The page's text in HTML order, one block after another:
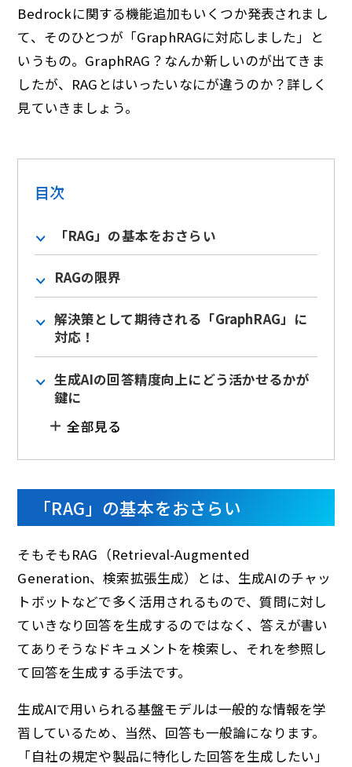
Bedrockに関する機能追加もいくつか発表されまし
て、そのひとつが「GraphRAGに対応しました」と
いうもの。GraphRAG？なんか新しいのが出てきま
したが、RAGとはいったいなにが違うのか？詳しく
見ていきましょう。
目次
「RAG」の基本をおさらい
RAGの限界
解決策として期待される「GraphRAG」に
対応！
生成AIの回答精度向上にどう活かせるかが
鍵に
全部見る
「RAG」の基本をおさらい
そもそもRAG（Retrieval-Augmented
Generation、検索拡張生成）とは、生成AIのチャッ
トボットなどで多く活用されるもので、質問に対し
ていきなり回答を生成するのではなく、答えが書い
てありそうなドキュメントを検索し、それを参照し
て回答を生成する手法です。
生成AIで用いられる基盤モデルは一般的な情報を学
習しているため、当然、回答も一般論になります。
「自社の規定や製品に特化した回答を生成したい」